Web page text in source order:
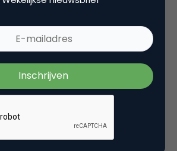
er maar uit te komen WAT EEN
14:11